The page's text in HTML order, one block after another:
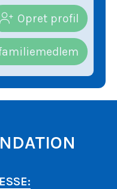
Opret profil